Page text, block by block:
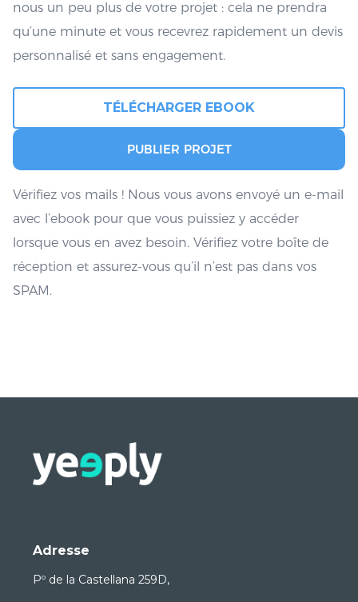
nous un peu plus de votre projet : cela ne prendra
qu’une minute et vous recevrez rapidement un devis
personnalisé et sans engagement.
TÉLÉCHARGER EBOOK
PUBLIER PROJET
Vérifiez vos mails ! Nous vous avons envoyé un e-mail
avec l’ebook pour que vous puissiez y accéder
lorsque vous en avez besoin. Vérifiez votre boîte de
réception et assurez-vous qu’il n’est pas dans vos
SPAM.
Adresse
Pº de la Castellana 259D,